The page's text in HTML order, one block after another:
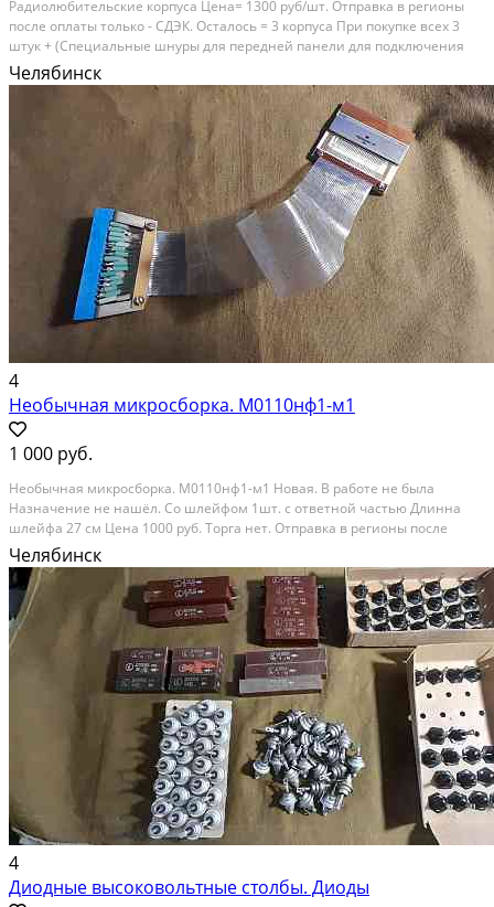
Радиолюбительские корпуса Цена= 1300 руб/шт. Отправка в регионы
после оплаты только - СДЭК. Осталось = 3 корпуса При покупке всех 3
штук + (Специальные шнуры для передней панели для подключения
нагрузки) Для ваших хотелок мечтаний и поделок. Удобно для гаража. И
так далее. Внутри имеется...
Челябинск
4
Необычная микросборка. М0110нф1-м1
1 000 руб.
Необычная микросборка. М0110нф1-м1 Новая. В работе не была
Назначение не нашёл. Со шлейфом 1шт. с ответной частью Длинна
шлейфа 27 см Цена 1000 руб. Торга нет. Отправка в регионы после
полной оплаты. Только СДЭК Необычная по конструкции микросборка. .
М0110нф1-м1 Впрочем, и по назначению -...
Челябинск
4
Диодные высоковольтные столбы. Диоды